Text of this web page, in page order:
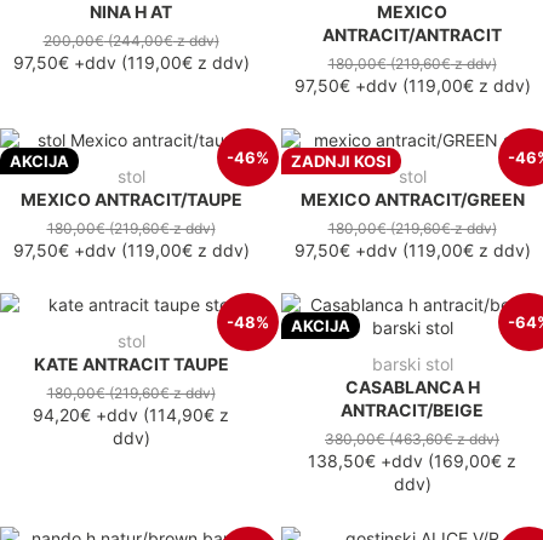
NINA H AT
200,00€(244,00€z ddv)
97,50€+ddv(119,00€z ddv)
MEXICO
ANTRACIT/ANTRACIT
180,00€(219,60€z ddv)
97,50€+ddv(119,00€z ddv)
AKCIJA -46%
stol
MEXICO ANTRACIT/TAUPE
180,00€(219,60€z ddv)
97,50€+ddv(119,00€z ddv)
ZADNJI KOSI -
stol
MEXICO ANTRACIT/GREEN
180,00€(219,60€z ddv)
97,50€+ddv(119,00€z ddv)
-48%
stol
KATE ANTRACIT TAUPE
180,00€(219,60€z ddv)
94,20€ +ddv (114,90€ z
ddv)
AKCIJA -
barski stol
CASABLANCA H
ANTRACIT/BEIGE
380,00€(463,60€z ddv)
138,50€ +ddv (169,00€ z
ddv)